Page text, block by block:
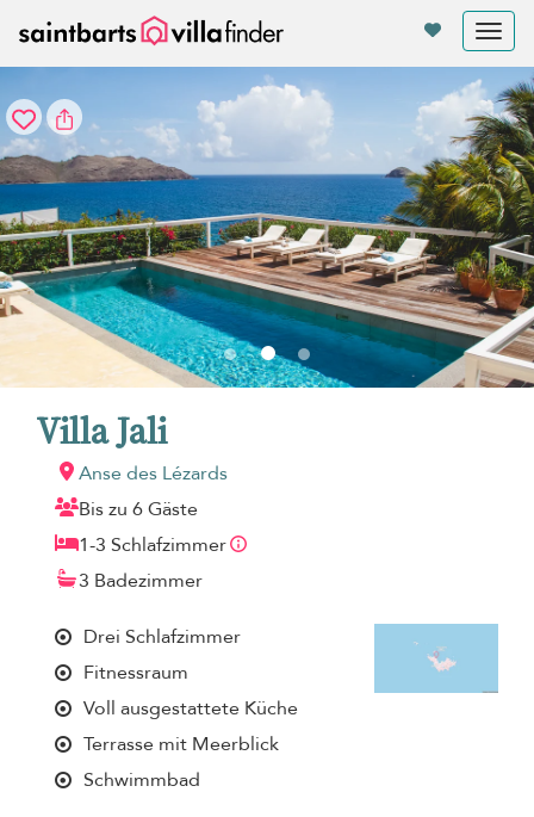
Villa Jali
Anse des Lézards
Bis zu 6 Gäste
1-3 Schlafzimmer
3 Badezimmer
Drei Schlafzimmer
Fitnessraum
Voll ausgestattete Küche
Terrasse mit Meerblick
Schwimmbad
Cookie-Einstellungen